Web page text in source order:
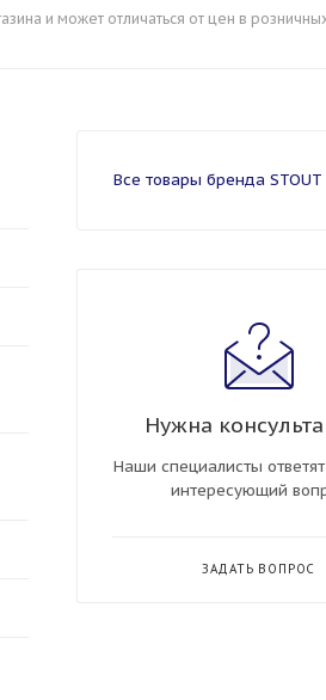
и может отличаться от цен в
Все товары бренда STOUT
Нужна
Наши специалисты
интересующий
ЗАДАТЬ ВОПРОС